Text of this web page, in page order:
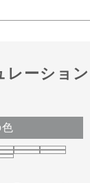
レーション